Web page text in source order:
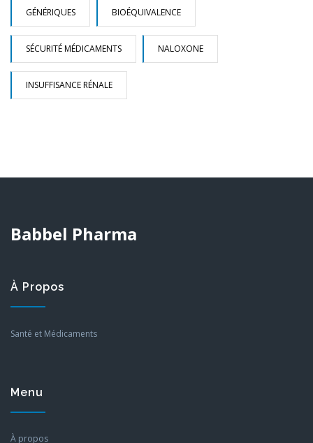
GÉNÉRIQUES BIOÉQUIVALENCE
SÉCURITÉ MÉDICAMENTS NALOXONE
INSUFFISANCE RÉNALE
Babbel Pharma
À Propos
Santé et Médicaments
Menu
À propos